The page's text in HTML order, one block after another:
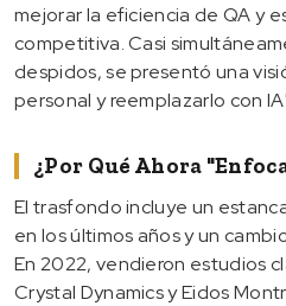
mejorar la eficiencia de QA y
competitiva. Casi
despidos, se presentó una
personal y reemplazarlo con
¿Por Qué Ahora
El trasfondo incluye un
en los últimos años y un
En 2022, vendieron estudios
Crystal Dynamics y Eidos